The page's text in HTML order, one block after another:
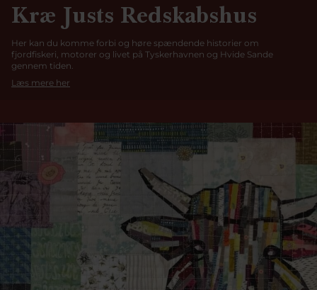
Kræ Justs Redskabshus
Her kan du komme forbi og høre spændende historier om
fjordfiskeri, motorer og livet på Tyskerhavnen og Hvide Sande
gennem tiden.
Læs mere her